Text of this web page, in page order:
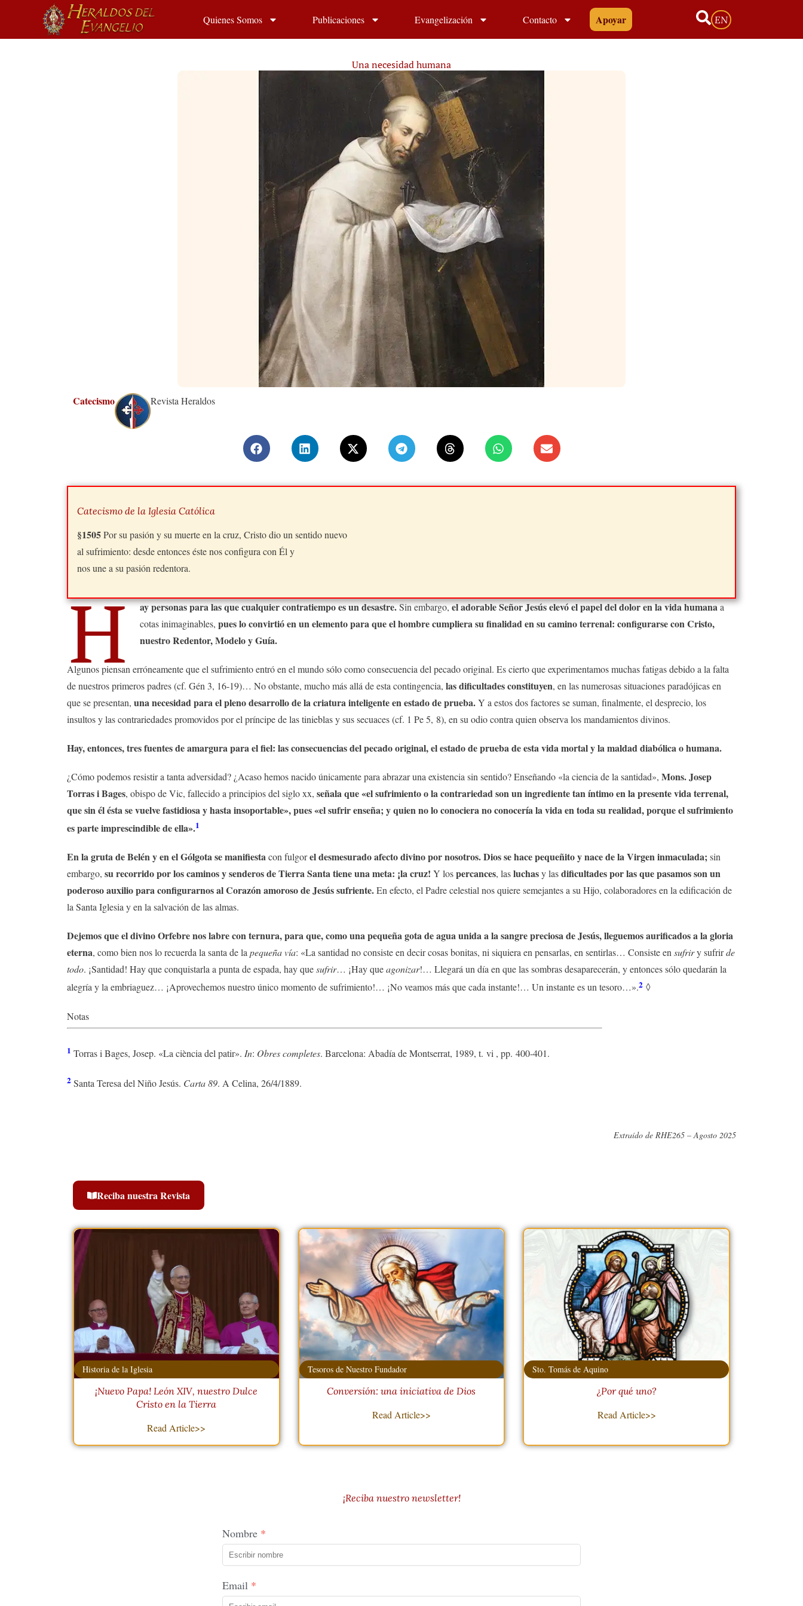
Quienes Somos Publicaciones Evangelización Contacto Apoyar EN
Una necesidad humana
Catecismo Revista Heraldos
Catecismo de la Iglesia Católica
§1505Por su pasión y su muerte en la cruz, Cristo dio un sentido nuevo
al sufrimiento: desde entonces éste nos configura con Él y
nos une a su pasión redentora.
H ay personas para las que cualquier contratiempo es un desastre.Sin embargo,el adorable Señor Jesús elevó el papel del dolor en la vida humanaa
cotas inimaginables,pues lo convirtió en un elemento para que el hombre cumpliera su finalidad en su camino terrenal: configurarse con Cristo,
nuestro Redentor, Modelo y Guía.
Algunos piensan erróneamente que el sufrimiento entró en el mundo sólo como consecuencia del pecado original. Es cierto que experimentamos muchas fatigas debido a la falta
de nuestros primeros padres (cf. Gén 3, 16-19)… No obstante, mucho más allá de esta contingencia, las dificultades constituyen, en las numerosas situaciones paradójicas en
que se presentan, una necesidad para el pleno desarrollo de la criatura inteligente en estado de prueba.Y a estos dos factores se suman, finalmente, el desprecio, los
insultos y las contrariedades promovidos por el príncipe de las tinieblas y sus secuaces (cf. 1 Pe 5, 8), en su odio contra quien observa los mandamientos divinos.
Hay, entonces, tres fuentes de amargura para el fiel: las consecuencias del pecado original, el estado de prueba de esta vida mortal y la maldad diabólica o humana.
¿Cómo podemos resistir a tanta adversidad? ¿Acaso hemos nacido únicamente para abrazar una existencia sin sentido? Enseñando «la ciencia de la santidad», Mons. Josep
Torras i Bages, obispo de Vic, fallecido a principios del siglo xx, señala que «el sufrimiento o la contrariedad son un ingrediente tan íntimo en la presente vida terrenal,
que sin él ésta se vuelve fastidiosa y hasta insoportable», pues «el sufrir enseña; y quien no lo conociera no conocería la vida en toda su realidad, porque el sufrimiento
es parte imprescindible de ella».1
En la gruta de Belén y en el Gólgota se manifiestacon fulgorel desmesurado afecto divino por nosotros. Dios se hace pequeñito y nace de la Virgen inmaculada;sin
embargo, su recorrido por los caminos y senderos de Tierra Santa tiene una meta: ¡la cruz! Y lospercances, lasluchasy lasdificultadespor las que pasamos son un
poderoso auxilio para configurarnos al Corazón amoroso de Jesús sufriente.En efecto, el Padre celestial nos quiere semejantes a su Hijo, colaboradores en la edificación de
la Santa Iglesia y en la salvación de las almas.
Dejemos que el divino Orfebre nos labre con ternura, para que, como una pequeña gota de agua unida a la sangre preciosa de Jesús, lleguemos aurificados a la gloria
eterna, como bien nos lo recuerda la santa de lapequeña vía: «La santidad no consiste en decir cosas bonitas, ni siquiera en pensarlas, en sentirlas… Consiste ensufriry sufrirde
todo. ¡Santidad! Hay que conquistarla a punta de espada, hay quesufrir… ¡Hay queagonizar!… Llegará un día en que las sombras desaparecerán, y entonces sólo quedarán la
alegría y la embriaguez… ¡Aprovechemos nuestro único momento de sufrimiento!… ¡No veamos más que cada instante!… Un instante es un tesoro…».2 ◊
Notas
1 Torras i Bages, Josep. «La ciència del patir». In: Obres completes. Barcelona: Abadía de Montserrat, 1989, t. vi , pp. 400-401.
2 Santa Teresa del Niño Jesús. Carta 89. A Celina, 26/4/1889.
Extraído de RHE265 – Agosto 2025
Reciba nuestra Revista
Historia de la Iglesia
¡Nuevo Papa! León XIV, nuestro Dulce
Cristo en la Tierra
Read Article>>
Tesoros de Nuestro Fundador
Conversión: una iniciativa de Dios
Read Article>>
Sto. Tomás de Aquino
¿Por qué uno?
Read Article>>
¡Reciba nuestro newsletter!
Nombre
Email